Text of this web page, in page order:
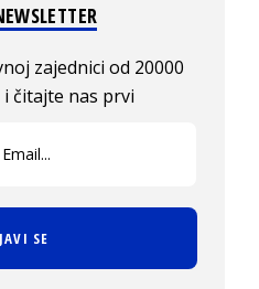
zajednici od 20000
čitajte nas prvi
SE